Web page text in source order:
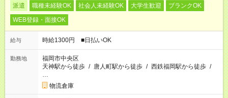
派遣 職種未経験OK 社会人未経験OK 大学生歓迎
ブランクOK
WEB登録・面接OK
給与 時給1300円 ■日払いOK
勤務地
福岡市中央区
天神駅から徒歩 / 唐人町駅から徒歩 / 西鉄福岡駅から徒歩 /
…
物流倉庫